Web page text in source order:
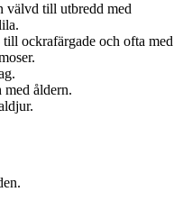
välvd till utbredd med
ockrafärgade och ofta med
åldern.